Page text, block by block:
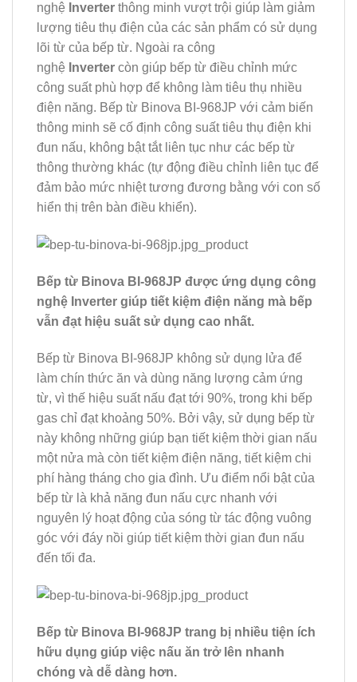
nghệ Inverter thông minh vượt trội giúp làm giảm
lượng tiêu thụ điện của các sản phẩm có sử dụng
lõi từ của bếp từ. Ngoài ra công
nghệ Inverter còn giúp bếp từ điều chỉnh mức
công suất phù hợp để không làm tiêu thụ nhiều
điện năng. Bếp từ Binova BI-968JP với cảm biến
thông minh sẽ cố định công suất tiêu thụ điện khi
đun nấu, không bật tắt liên tục như các bếp từ
thông thường khác (tự động điều chỉnh liên tục để
đảm bảo mức nhiệt tương đương bằng với con số
hiển thị trên bàn điều khiển).
Bếp từ Binova BI-968JP được ứng dụng công
nghệ Inverter giúp tiết kiệm điện năng mà bếp
vẫn đạt hiệu suất sử dụng cao nhất.
Bếp từ Binova BI-968JP không sử dụng lửa để
làm chín thức ăn và dùng năng lượng cảm ứng
từ, vì thế hiệu suất nấu đạt tới 90%, trong khi bếp
gas chỉ đạt khoảng 50%. Bởi vậy, sử dụng bếp từ
này không những giúp bạn tiết kiệm thời gian nấu
một nửa mà còn tiết kiệm điện năng, tiết kiệm chi
phí hàng tháng cho gia đình. Ưu điểm nổi bật của
bếp từ là khả năng đun nấu cực nhanh với
nguyên lý hoạt động của sóng từ tác động vuông
góc với đáy nồi giúp tiết kiệm thời gian đun nấu
đến tối đa.
Bếp từ Binova BI-968JP trang bị nhiều tiện ích
hữu dụng giúp việc nấu ăn trở lên nhanh
chóng và dễ dàng hơn.